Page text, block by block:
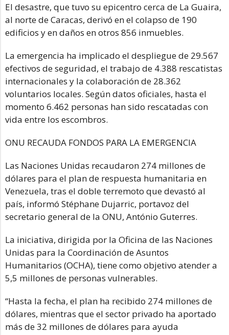
El desastre, que tuvo su epicentro cerca de La Guaira,
al norte de Caracas, derivó en el colapso de 190
edificios y en daños en otros 856 inmuebles.
La emergencia ha implicado el despliegue de 29.567
efectivos de seguridad, el trabajo de 4.388 rescatistas
internacionales y la colaboración de 28.362
voluntarios locales. Según datos oficiales, hasta el
momento 6.462 personas han sido rescatadas con
vida entre los escombros.
ONU RECAUDA FONDOS PARA LA EMERGENCIA
Las Naciones Unidas recaudaron 274 millones de
dólares para el plan de respuesta humanitaria en
Venezuela, tras el doble terremoto que devastó al
país, informó Stéphane Dujarric, portavoz del
secretario general de la ONU, António Guterres.
La iniciativa, dirigida por la Oficina de las Naciones
Unidas para la Coordinación de Asuntos
Humanitarios (OCHA), tiene como objetivo atender a
5,5 millones de personas vulnerables.
“Hasta la fecha, el plan ha recibido 274 millones de
dólares, mientras que el sector privado ha aportado
más de 32 millones de dólares para ayuda